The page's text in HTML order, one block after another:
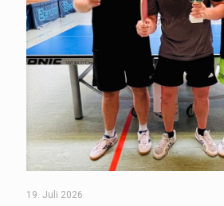
19. Juli 2026